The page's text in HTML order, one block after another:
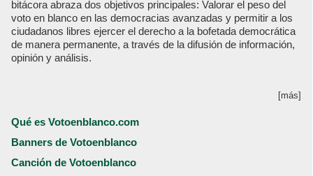
bitácora abraza dos objetivos principales: Valorar el peso del
voto en blanco en las democracias avanzadas y permitir a los
ciudadanos libres ejercer el derecho a la bofetada democrática
de manera permanente, a través de la difusión de información,
opinión y análisis.
[más]
Qué es Votoenblanco.com
Banners de Votoenblanco
Canción de Votoenblanco